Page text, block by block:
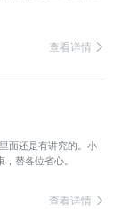
查看详情
面还是有讲究的。小
替各位省心。
查看详情